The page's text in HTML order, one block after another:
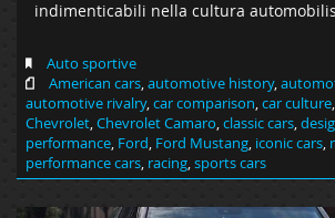
indimenticabili nella cultura
Auto sportive
American cars,automotive history,
automotive rivalry,car comparison,car culture,
Chevrolet,Chevrolet Camaro,classic cars,
performance, Ford, Ford Mustang, iconic cars,
performance cars, racing,sports cars